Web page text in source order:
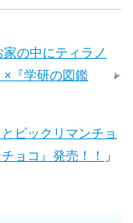
の中にティラノ
×『学研の図鑑
ビックリマンチョ
ョコ』発売！！
」